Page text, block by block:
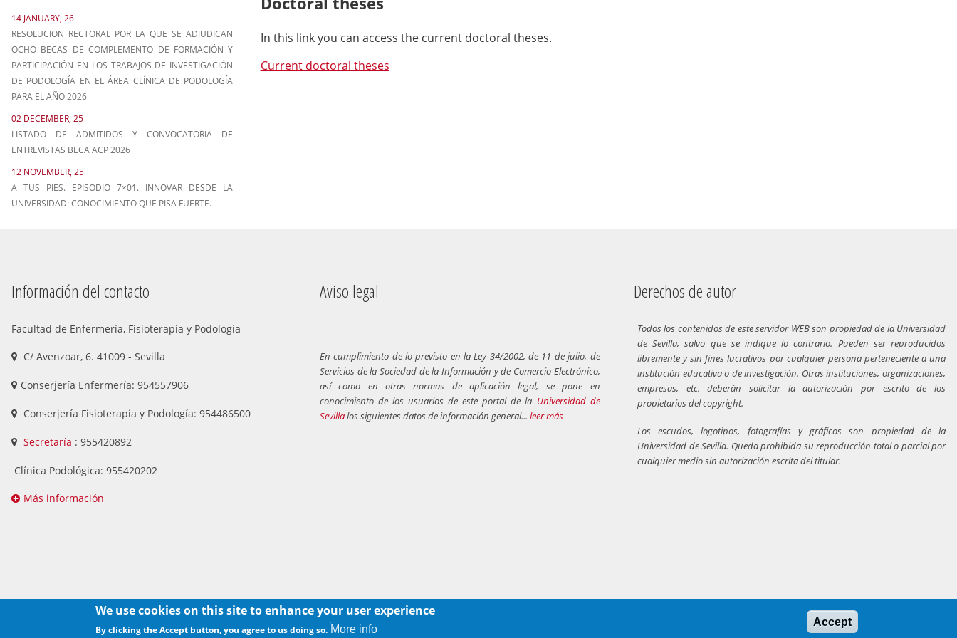
In this link you can access the current doctoral theses.
Current doctoral theses
14 JANUARY, 26
RESOLUCION RECTORAL POR LA QUE SE ADJUDICAN
OCHO BECAS DE COMPLEMENTO DE FORMACIÓN Y
PARTICIPACIÓN EN LOS TRABAJOS DE INVESTIGACIÓN
DE PODOLOGÍA EN EL ÁREA CLÍNICA DE PODOLOGÍA
PARA EL AÑO 2026
02 DECEMBER, 25
LISTADO DE ADMITIDOS Y CONVOCATORIA DE
ENTREVISTAS BECA ACP 2026
12 NOVEMBER, 25
A TUS PIES. EPISODIO 7×01. INNOVAR DESDE LA
UNIVERSIDAD: CONOCIMIENTO QUE PISA FUERTE.
Información del contacto
Facultad de Enfermería, Fisioterapia y Podología
C/ Avenzoar, 6. 41009 - Sevilla
Conserjería Enfermería: 954557906
Conserjería Fisioterapia y Podología: 954486500
Secretaría : 955420892
Clínica Podológica: 955420202
Más información
Aviso legal
En cumplimiento de lo previsto en la Ley 34/2002, de 11 de julio, de
Servicios de la Sociedad de la Información y de Comercio Electrónico,
así como en otras normas de aplicación legal, se pone en
conocimiento de los usuarios de este portal de la Universidad de
Sevillalos siguientes datos de información general... leer más
Derechos de autor
Todos los contenidos de este servidor WEB son propiedad de la Universidad
de Sevilla, salvo que se indique lo contrario. Pueden ser reproducidos
libremente y sin fines lucrativos por cualquier persona perteneciente a una
institución educativa o de investigación. Otras instituciones, organizaciones,
empresas, etc. deberán solicitar la autorización por escrito de los
propietarios del copyright.
Los escudos, logotipos, fotografías y gráficos son propiedad de la
Universidad de Sevilla. Queda prohibida su reproducción total o parcial por
cualquier medio sin autorización escrita del titular.
We use cookies on this site to enhance your user experience
By clicking the Accept button, you agree to us doing so. More info
Accept